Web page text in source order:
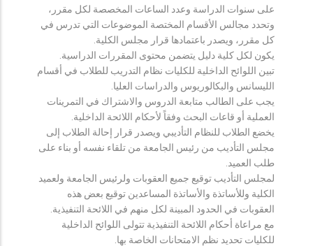
على سنوات الدراسة وعدد الساعات المخصصة لكل مقرر،
وتحدد مجالس الأقسام المختصة الموضوعات التي تدرس في
كل مقرر، ويصدر باعتمادها قرار مجلس الكلية.
يكون لكل كلية دليل يتضمن محتوى المقررات الدراسية.
تبين اللوائح الداخلية للكليات نظام التدريب للطلاب في أقسام
الليسانس والبكالوريوس والدراسات العليا.
يجب على الطالب متابعة الدروس والاشتراك في التمرينات
العملية أو قاعات البحث وفقاً لأحكام اللائحة الداخلية.
يخضع الطلاب للنظام التأديبي ويصدر قرار إحالة الطلاب إلى
مجلس التأديب من رئيس الجامعة من تلقاء نفسه أو بناء على
طلب العميد.
لمجلس التأديب توقيع جميع العقوبات ولرئيس الجامعة ولعميد
الكلية وللأساتذة والأساتذة المساعدين توقيع بعض هذه
العقوبات في الحدود المبينة لكل منهم في اللائحة التنفيذية.
مع مراعاة أحكام اللائحة التنفيذية تتولى اللوائح الداخلية
للكليات تحديد نظم الامتحانات الخاصة بها.